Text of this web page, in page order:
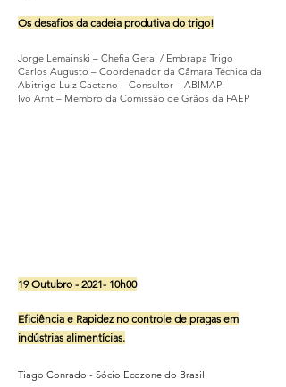
Os desafios da cadeia produtiva do trigo!
Jorge Lemainski – Chefia Geral / Embrapa Trigo
Carlos Augusto – Coordenador da Câmara Técnica da
Abitrigo Luiz Caetano – Consultor – ABIMAPI
Ivo Arnt – Membro da Comissão de Grãos da FAEP
19 Outubro - 2021- 10h00
Eficiência e Rapidez no controle de pragas em
indústrias alimentícias.
Tiago Conrado - Sócio Ecozone do Brasil